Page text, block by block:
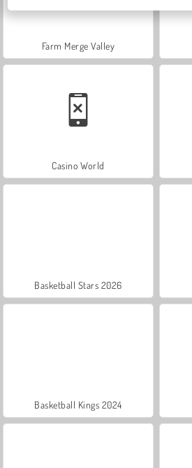
Farm Merge Valley
Casino World
Basketball Stars 2026
Basketball Kings 2024